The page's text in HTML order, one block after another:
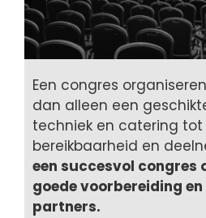
Een congres
dan alleen een
techniek en catering tot
bereikbaarheid en
een succesvol congres
goede voorbereiding
partners.